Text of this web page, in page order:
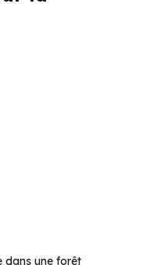
dans une forêt